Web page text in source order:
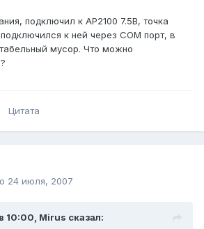
подключил к AP2100 7.5В, точка
к ней через COM порт, в
мусор. Что можно
Цитата
24 июля, 2007
10:00, Mirus сказал: